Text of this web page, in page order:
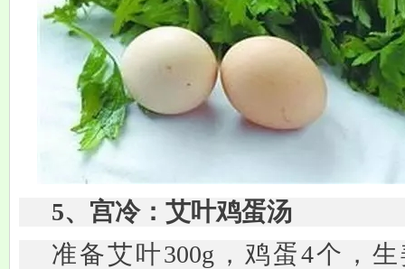
5、宫冷：艾叶鸡蛋汤
准备艾叶300g，鸡蛋4个，